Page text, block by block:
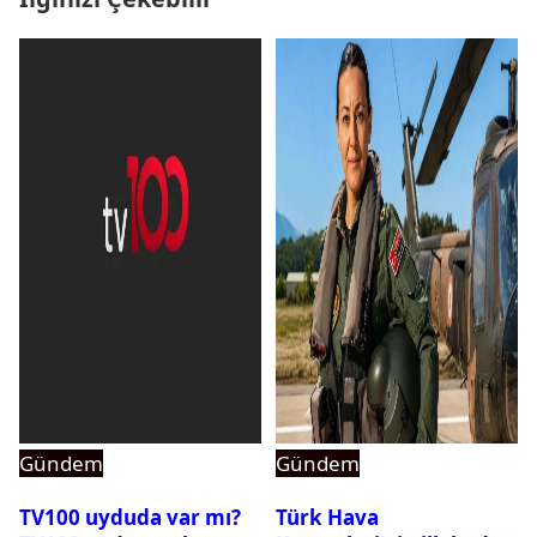
Gündem
TV100 uyduda var mı?
Gündem
Türk Hava